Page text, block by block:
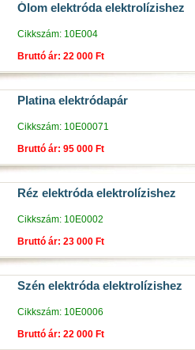
Ólom elektróda elektrolízishez
Cikkszám: 10E004
Bruttó ár: 22 000 Ft
Platina elektródapár
Cikkszám: 10E00071
Bruttó ár: 95 000 Ft
Réz elektróda elektrolízishez
Cikkszám: 10E0002
Bruttó ár: 23 000 Ft
Szén elektróda elektrolízishez
Cikkszám: 10E0006
Bruttó ár: 22 000 Ft